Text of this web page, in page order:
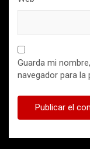
Guarda mi
navegador para la